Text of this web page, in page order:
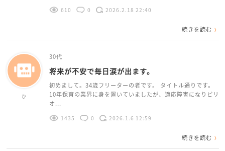
610 0 2026.2.18 22:40
続きを読む
ひ
30代
将来が不安で毎日涙が出ます。
初めまして。34歳フリーターの者です。 タイトル通りです。
10年保育の業界に身を置いていましたが、適応障害になりピリ
オ...
1435 0 2026.1.6 12:59
続きを読む